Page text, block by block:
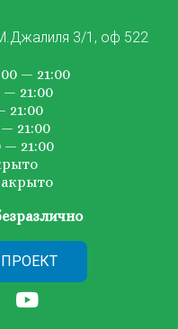
3/1, оф 522
— 21:00
21:00
21:00
21:00
— 21:00